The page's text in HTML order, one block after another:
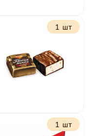
Халва в шоколаде
Рот Фронт
1 шт
1 шт